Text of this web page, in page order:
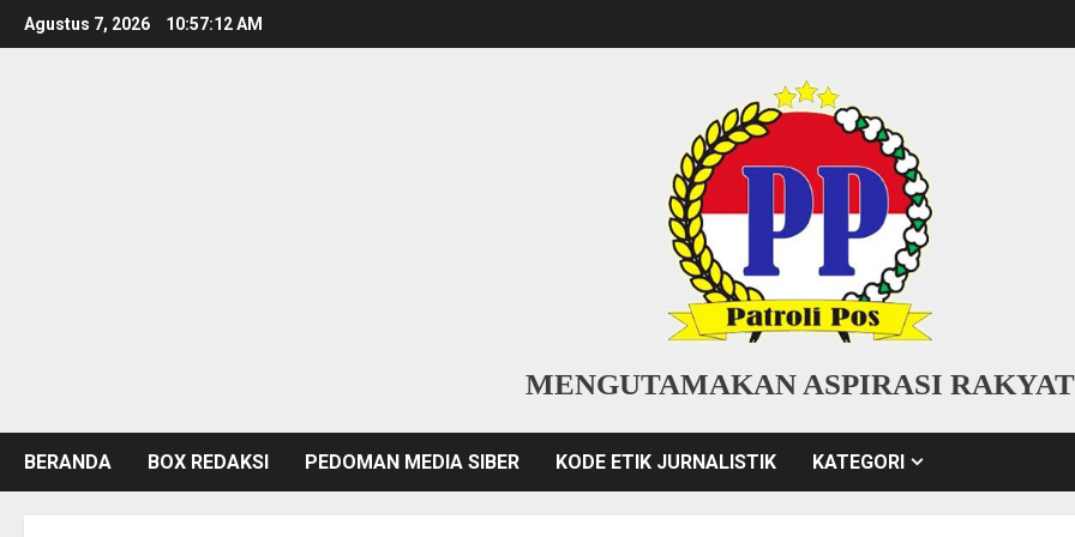
Skip
to
Agustus 7, 2026 10:57:13 AM
MENGUTAMAKAN ASPIRASI RAKYAT
BERANDA BOX REDAKSI PEDOMAN MEDIA SIBER KODE ETIK JURNALISTIK KATEGORI